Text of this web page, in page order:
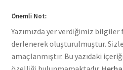
Önemli Not:
Yazımızda yer verdiğimiz
derlenerek oluşturulmuştur.
amaçlanmıştır. Bu yazıdaki